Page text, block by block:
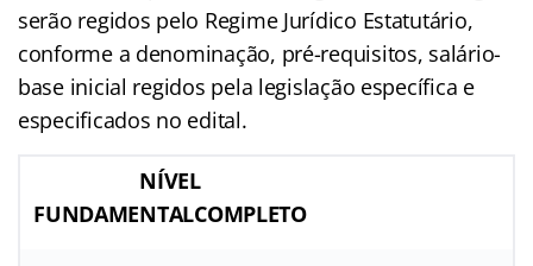
serão regidos pelo Regime Jurídico Estatutário,
conforme a denominação, pré-requisitos, salário-
base inicial regidos pela legislação específica e
especificados no edital.
NÍVEL
FUNDAMENTALCOMPLETO